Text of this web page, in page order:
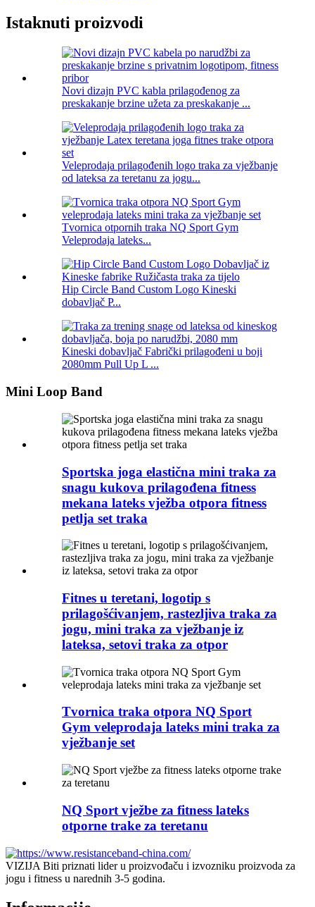
Istaknuti proizvodi
Novi dizajn PVC kabla prilagođenog za
preskakanje brzine užeta za preskakanje ...
Veleprodaja prilagođenih logo traka za vježbanje
od lateksa za teretanu za jogu...
Tvornica otpornih traka NQ Sport Gym
Veleprodaja lateks...
Hip Circle Band Custom Logo Kineski
dobavljač P...
Kineski dobavljač Fabrički prilagođeni u boji
2080mm Pull Up L ...
Mini Loop Band
Sportska joga elastična mini traka za
snagu kukova prilagođena fitness
mekana lateks vježba otpora fitness
petlja set traka
Fitnes u teretani, logotip s
prilagošćivanjem, rastezljiva traka za
jogu, mini traka za vježbanje iz
lateksa, setovi traka za otpor
Tvornica traka otpora NQ Sport
Gym veleprodaja lateks mini traka za
vježbanje set
NQ Sport vježbe za fitness lateks
otporne trake za teretanu
VIZIJA Biti priznati lider u proizvođaču i izvozniku proizvoda za
jogu i fitness u narednih 3-5 godina.